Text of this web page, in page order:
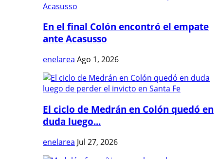
En el final Colón encontró el empate
ante Acasusso
enelarea Ago 1, 2026
El ciclo de Medrán en Colón quedó en
duda luego...
enelarea Jul 27, 2026